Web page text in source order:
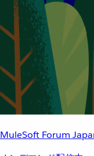
MuleSoft Forum